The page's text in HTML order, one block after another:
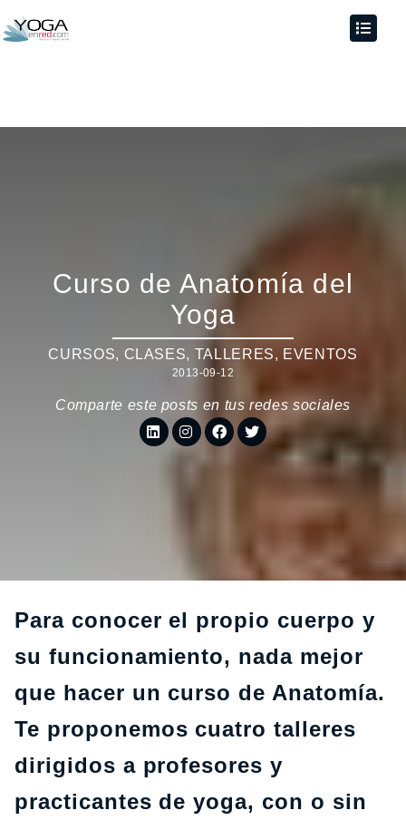
Curso de Anatomía del
Yoga
CURSOS, CLASES, TALLERES, EVENTOS
2013-09-12
Comparte este posts en tus redes sociales
Para conocer el propio cuerpo y
su funcionamiento, nada mejor
que hacer un curso de Anatomía.
Te proponemos cuatro talleres
dirigidos a profesores y
practicantes de yoga, con o sin